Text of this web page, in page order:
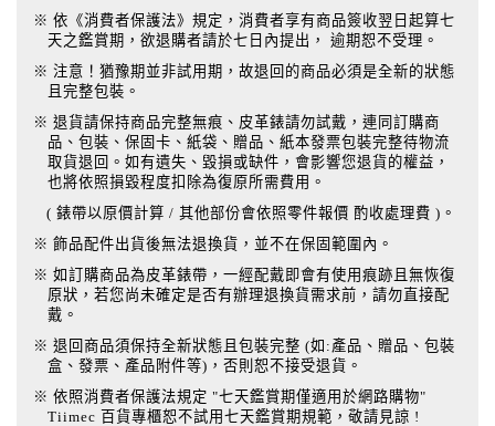
※ 依《消費者保護法》規定，消費者享有商品簽收翌日起算七
天之鑑賞期，欲退購者請於七日內提出， 逾期恕不受理。
※ 注意！猶豫期並非試用期，故退回的商品必須是全新的狀態
且完整包裝。
※ 退貨請保持商品完整無痕、皮革錶請勿試戴，連同訂購商
品、包裝、保固卡、紙袋、贈品、紙本發票包裝完整待物流
取貨退回。如有遺失、毀損或缺件，會影響您退貨的權益，
也將依照損毀程度扣除為復原所需費用。
( 錶帶以原價計算 / 其他部份會依照零件報價 酌收處理費 )。
※ 飾品配件出貨後無法退換貨，並不在保固範圍內。
※ 如訂購商品為皮革錶帶，一經配戴即會有使用痕跡且無恢復
原狀，若您尚未確定是否有辦理退換貨需求前，請勿直接配
戴。
※ 退回商品須保持全新狀態且包裝完整 (如:產品、贈品、包裝
盒、發票、產品附件等)，否則恕不接受退貨。
※ 依照消費者保護法規定 "七天鑑賞期僅適用於網路購物"
Tiimec 百貨專櫃恕不試用七天鑑賞期規範，敬請見諒 !